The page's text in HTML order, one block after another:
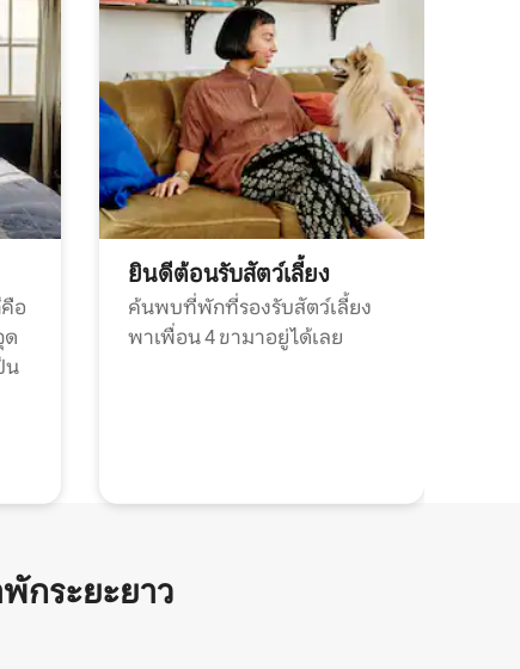
อ
ด
น
ยินดีต้อนรับสัตว์เลี้ยง
ค้นพบที่พักที่รองรับสัตว์เลี้ยง
พาเพื่อน 4 ขามาอยู่ได้เลย
กระยะยาว